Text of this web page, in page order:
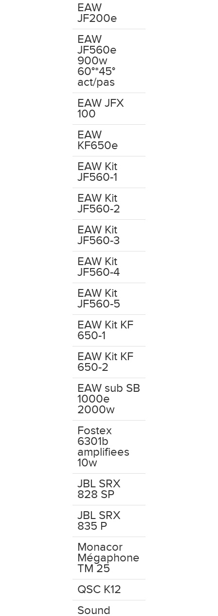
EAW
JF200e
EAW
JF560e
900w
60°*45°
act/pas
EAW JFX
100
EAW
KF650e
EAW Kit
JF560-1
EAW Kit
JF560-2
EAW Kit
JF560-3
EAW Kit
JF560-4
EAW Kit
JF560-5
EAW Kit KF
650-1
EAW Kit KF
650-2
EAW sub SB
1000e
2000w
Fostex
6301b
amplifiees
10w
JBL SRX
828 SP
JBL SRX
835 P
Monacor
Mégaphone
TM 25
QSC K12
Sound